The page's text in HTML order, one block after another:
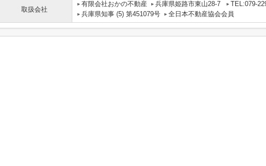
取扱会社
有限会社おかの不動産 兵庫県姫路市東山28-7
TEL:079-
兵庫県知事 (5) 第451079号
全日本不動産協会会員